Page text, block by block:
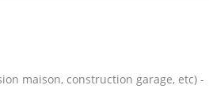
maison, construction garage, etc) -